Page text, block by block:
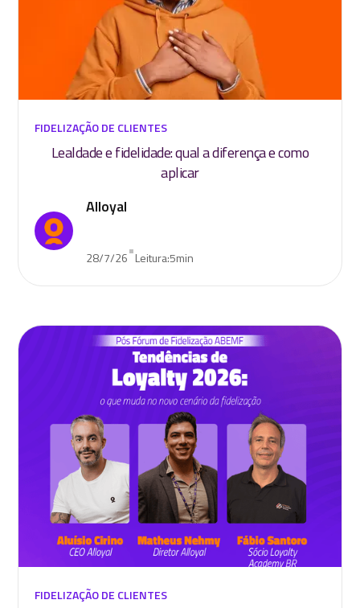
FIDELIZAÇÃO DE CLIENTES
Lealdade e fidelidade: qual a diferença e como
aplicar
Alloyal
28/7/26•Leitura:5min
FIDELIZAÇÃO DE CLIENTES